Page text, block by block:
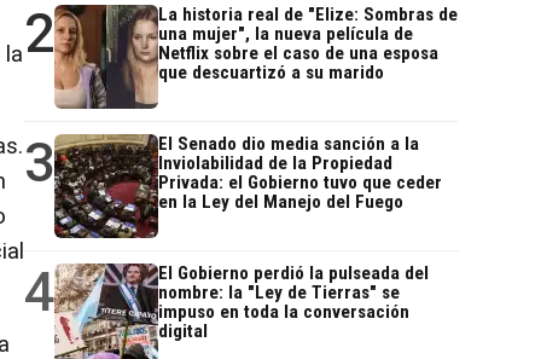
2
La historia real de "Elize: Sombras de
una mujer", la nueva película de
Netflix sobre el caso de una esposa
que descuartizó a su marido
3
El Senado dio media sanción a la
Inviolabilidad de la Propiedad
Privada: el Gobierno tuvo que ceder
en la Ley del Manejo del Fuego
4
El Gobierno perdió la pulseada del
nombre: la "Ley de Tierras" se
impuso en toda la conversación
digital